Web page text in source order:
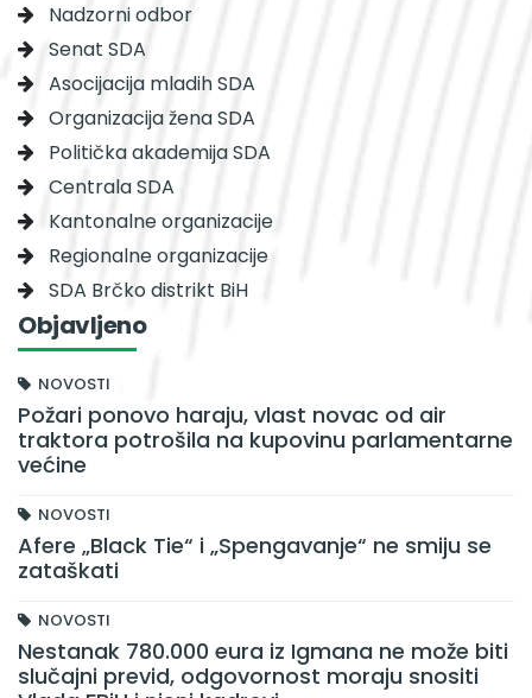
Nadzorni odbor
Senat SDA
Asocijacija mladih SDA
Organizacija žena SDA
Politička akademija SDA
Centrala SDA
Kantonalne organizacije
Regionalne organizacije
SDA Brčko distrikt BiH
Objavljeno
NOVOSTI
Požari ponovo haraju, vlast novac od air
traktora potrošila na kupovinu parlamentarne
većine
NOVOSTI
Afere „Black Tie“ i „Spengavanje“ ne smiju se
zataškati
NOVOSTI
Nestanak 780.000 eura iz Igmana ne može biti
slučajni previd, odgovornost moraju snositi